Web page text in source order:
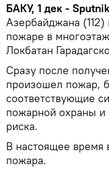
БАКУ, 1 дек -
Азербайджана
пожаре в
Локбатан
Сразу после
произошел пожар,
соответствующие
пожарной охраны и
риска.
В настоящее время
пожара.